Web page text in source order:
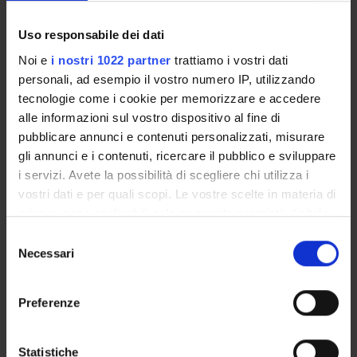
Uso responsabile dei dati
Noi e i nostri 1022 partner trattiamo i vostri dati
personali, ad esempio il vostro numero IP, utilizzando
tecnologie come i cookie per memorizzare e accedere
alle informazioni sul vostro dispositivo al fine di
pubblicare annunci e contenuti personalizzati, misurare
gli annunci e i contenuti, ricercare il pubblico e sviluppare
i servizi. Avete la possibilità di scegliere chi utilizza i
vostri dati e per quali scopi. Le vostre scelte in materia di
privacy sono applicabili solo su questa proprietà digitale
modificare o revocare il proprio consenso in qualsiasi
momento dalla Dichiarazione sui cookie o facendo clic
raccogliere informazioni sulla tua posizione
delNecessari
Preferenze
Statistiche
16 17 18
23 24 25 26 27 28
30 31 1 2 3 4 5
People